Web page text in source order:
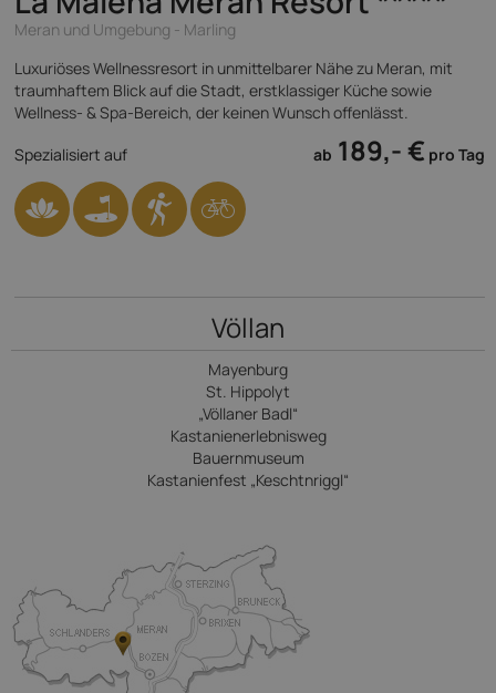
Meran und Umgebung - Marling
Luxuriöses Wellnessresort in unmittelbarer Nähe zu Meran, mit
traumhaftem Blick auf die Stadt, erstklassiger Küche sowie
Wellness- & Spa-Bereich, der keinen Wunsch offenlässt.
Spezialisiert auf
ab 189,- € pro Tag
Völlan
Mayenburg
St. Hippolyt
„Völlaner Badl“
Kastanienerlebnisweg
Bauernmuseum
Kastanienfest „Keschtnriggl“